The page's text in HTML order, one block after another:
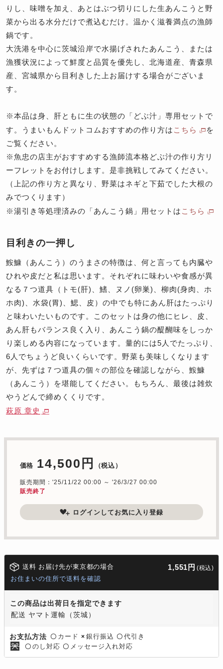
りし、味噌を加え、あとはぶつ切りにした生あんこうと野
菜から出る水分だけで煮込むだけ。温かく滋養満点の漁師
鍋です。
大洗港を中心に茨城沿岸で水揚げされたあんこう、または
漁獲状況によって鮮度と品質を優先し、北海道産、青森県
産、宮城県から目利きした上お届けする場合がございま
す。
※本品は身、肝ともに生の状態の「どぶ汁」専用セットで
す。うまいもんドットコムおすすめの作り方は こちら
を
ご覧ください。
※魚忠の店主がおすすめする漁師流本格どぶ汁の作り方リ
ーフレットをお付けします。是非挑戦してみてください。
（上記の作り方と異なり、野菜はネギと下茹でした大根の
みでつくります）
※湯引き等処理済みの「あんこう鍋」用セットは こちら
目利きの一押し
鮟鱇（あんこう）のうまさの特徴は、何と言っても内臓や
ひれや皮だと私は思います。それぞれに味わいや食感が異
なる７つ道具（トモ(肝)、鰭、ヌノ(卵巣)、柳肉(身肉、ホ
ホ肉)、水袋(胃)、鰓、皮）の中でも特にあん肝はたっぷり
と味わいたいものです。このセットは身の他にヒレ、皮、
あん肝もバランス良く入り、あんこう鍋の醍醐味をしっか
り楽しめる内容になっています。量的には5人でたっぷり、
6人でちょうど良いくらいです。野菜も美味しくなります
が、先ずは７つ道具の個々の部位を確認しながら、鮟鱇
（あんこう）を堪能してください。もちろん、最後は雑炊
やうどんで締めくくりです。
萩原 章史
価格 14,500円 （税込）
販売期間：'25/11/22 00:00 ～ '26/3/27 00:00
販売終了
ログインしてお気に入り登録
送料 お届け先が東京都の場合 1,551円 (税込)
お住まいの住所で送料を確認
この商品は出荷日を指定できます
配送 ヤマト運輸（茨城）
お支払方法 〇 カード × 銀行振込 〇 代引き
〇 のし対応 〇 メッセージ入れ対応